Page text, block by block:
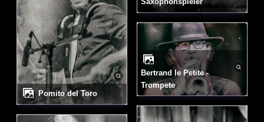
Pomito del Toro
Saxophonspieler
Bertrand le Petite -
Trompete